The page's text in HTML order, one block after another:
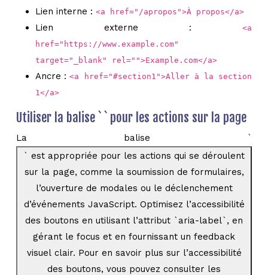
Lien interne : <a href="/apropos">À propos</a>
Lien externe : <a
href="https://www.example.com"
target="_blank" rel="">Example.com</a>
Ancre :<a href="#section1">Aller à la section
1</a>
Utiliser la balise ` ` pour les actions sur la page
La balise `
` est appropriée pour les actions qui se déroulent
sur la page, comme la soumission de formulaires,
l’ouverture de modales ou le déclenchement
d’événements JavaScript. Optimisez l’accessibilité
des boutons en utilisant l’attribut `aria-label`, en
gérant le focus et en fournissant un feedback
visuel clair. Pour en savoir plus sur l’accessibilité
des boutons, vous pouvez consulter les